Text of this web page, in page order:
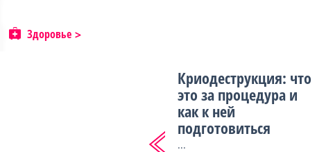
Здоровье
Криодеструкция: что
это за процедура и
как к ней
подготовиться
...